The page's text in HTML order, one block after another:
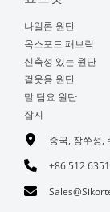
나일론 원단
옥스포드 패브릭
신축성 있는 원단
겉옷용 원단
말 담요 원단
잡지
중국, 장쑤성,
+86 512